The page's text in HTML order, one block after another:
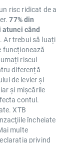
risc ridicat de a
77% din
când
. Ar trebui să luați
funcționează
riscul
diferență
de levier și
și mișcările
contul.
XTB
încheiate
multe
privind